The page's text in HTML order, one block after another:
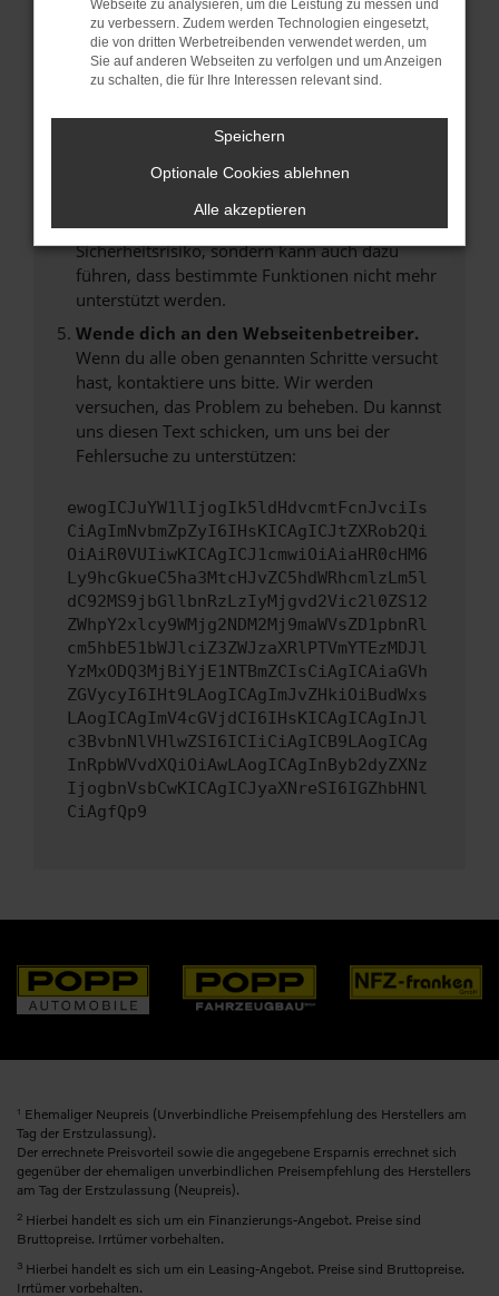
anderen Browser oder in einem privaten
Fenster?
Starte dein Gerät neu.
Probleme zu beheben.
Betriebssystem auf dem neuesten Stand
Veraltete Software birgt nicht nur ein
Sicherheitsrisiko, sondern kann auch dazu
führen, dass bestimmte Funktionen nicht mehr
unterstützt werden.
Wende dich an den Webseitenbetreiber.
Wenn du alle oben genannten Schritte versucht
hast, kontaktiere uns bitte. Wir werden
versuchen, das Problem zu beheben. Du kannst
uns diesen Text schicken, um uns bei der
Fehlersuche zu unterstützen:
ewogICJuYW1lIjogIk5ldHdvcmtFcnJvciIs
CiAgImNvbmZpZyI6IHsKICAgICJtZXRob2Qi
OiAiR0VUIiwKICAgICJ1cmwiOiAiaHR0cHM6
Ly9hcGkueC5ha3MtcHJvZC5hdWRhcmlzLm5l
dC92MS9jbGllbnRzLzIyMjgvd2Vic2l0ZS12
ZWhpY2xlcy9WMjg2NDM2Mj9maWVsZD1pbnRl
cm5hbE51bWJlciZ3ZWJzaXRlPTVmYTEzMDJl
YzMxODQ3MjBiYjE1NTBmZCIsCiAgICAiaGVh
ZGVycyI6IHt9LAogICAgImJvZHkiOiBudWxs
LAogICAgImV4cGVjdCI6IHsKICAgICAgInJl
c3BvbnNlVHlwZSI6ICIiCiAgICB9LAogICAg
InRpbWVvdXQiOiAwLAogICAgInByb2dyZXNz
IjogbnVsbCwKICAgICJyaXNreSI6IGZhbHNl
CiAgfQp9
1 Ehemaliger Neupreis (Unverbindliche Preisempfehlung des Herstellers am
Tag der Erstzulassung).
Der errechnete Preisvorteil sowie die angegebene Ersparnis errechnet sich
gegenüber der ehemaligen unverbindlichen Preisempfehlung des Herstellers
am Tag der Erstzulassung (Neupreis).
2 Hierbei handelt es sich um ein Finanzierungs-Angebot. Preise sind
Bruttopreise. Irrtümer vorbehalten.
3 Hierbei handelt es sich um ein Leasing-Angebot. Preise sind Bruttopreise.
Irrtümer vorbehalten.
Webseite zu analysieren, um die Leistung zu messen und
zu verbessern. Zudem werden Technologien eingesetzt,
die von dritten Werbetreibenden verwendet werden, um
Sie auf anderen Webseiten zu verfolgen und um Anzeigen
zu schalten, die für Ihre Interessen relevant sind.
Speichern
Optionale Cookies ablehnen
Alle akzeptieren